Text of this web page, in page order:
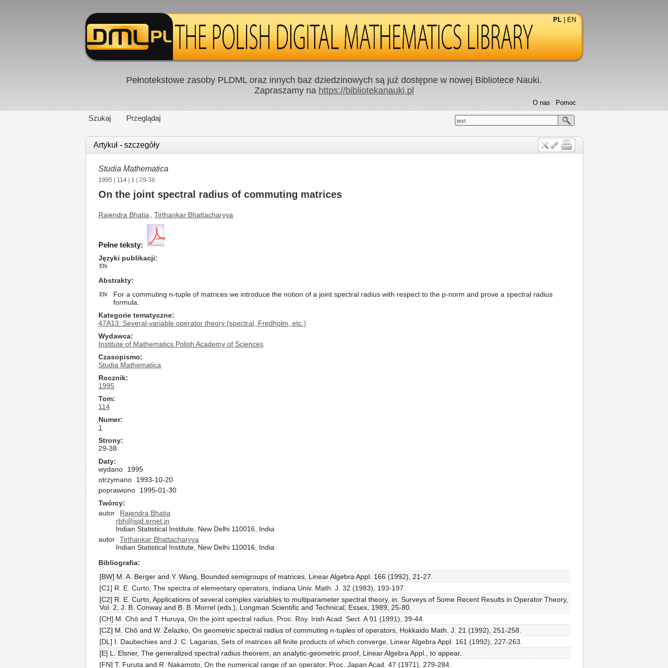
PL EN
Pełnotekstowe zasoby PLDML oraz innych baz dziedzinowych są już dostępne w nowej Bibliotece Nauki.
Zapraszamy na https://bibliotekanauki.pl
Szukaj Przeglądaj
Pomoc
O nas
test
Artykuł - szczegóły
Studia Mathematica
1995 114 1 | 29-38
On the joint spectral radius of commuting matrices
Rajendra Bhatia Tirthankar Вhattacharyya
Pełne teksty:
Języki publikacji
EN
Abstrakty
EN
For a commuting n-tuple of matrices we introduce the notion of a joint spectral radius with respect to the p-norm and prove a spectral radius
formula.
Kategorie tematyczne
47A13: Several-variable operator theory (spectral, Fredholm, etc.)
Wydawca
Institute of Mathematics Polish Academy of Sciences
Czasopismo
Studia Mathematica
Rocznik
1995
Tom
114
Numer
1
Strony
29-38
Daty
wydano
1995
otrzymano
1993-10-20
poprawiono
1995-01-30
Twórcy
autor
Rajendra Bhatia
rbh@isid.ernet.in
Indian Statistical Institute, New Delhi 110016, India
autor
Tirthankar Вhattacharyya
Indian Statistical Institute, New Delhi 110016, India
Bibliografia
[BW] M. A. Berger and Y. Wang, Bounded semigroups of matrices, Linear Algebra Appl. 166 (1992), 21-27.
[C1] R. E. Curto, The spectra of elementary operators, Indiana Univ. Math. J. 32 (1983), 193-197.
[C2] R. E. Curto, Applications of several complex variables to multiparameter spectral theory, in: Surveys of Some Recent Results in Operator Theory,
Vol. 2, J. B. Conway and B. B. Morrel (eds.), Longman Scientific and Technical, Essex, 1989, 25-80.
[CH] M. Chō and T. Huruya, On the joint spectral radius, Proc. Roy. Irish Acad. Sect. A 91 (1991), 39-44.
[CZ] M. Chō and W. Żelazko, On geometric spectral radius of commuting n-tuples of operators, Hokkaido Math. J. 21 (1992), 251-258.
[DL] I. Daubechies and J. C. Lagarias, Sets of matrices all finite products of which converge, Linear Algebra Appl. 161 (1992), 227-263.
[E] L. Elsner, The generalized spectral radius theorem, an analytic-geometric proof, Linear Algebra Appl., to appear.
[FN] T. Furuta and R. Nakamoto, On the numerical range of an operator, Proc. Japan Acad. 47 (1971), 279-284.